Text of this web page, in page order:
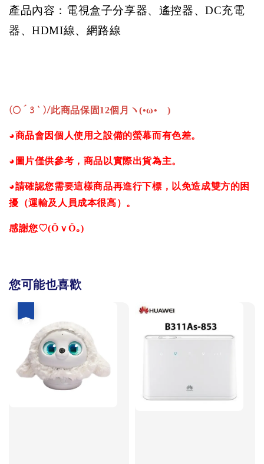
產品內容：電視盒子分享器、遙控器、DC充電
器、HDMI線、網路線
(○´3｀)/此商品保固12個月ヽ(•ω•ゞ)
◕商品會因個人使用之設備的螢幕而有色差。
◕圖片僅供參考，商品以實際出貨為主。
◕請確認您需要這樣商品再進行下標，以免造成雙方的困
擾（運輸及人員成本很高）。
感謝您♡(ӦｖӦ｡)
您可能也喜歡